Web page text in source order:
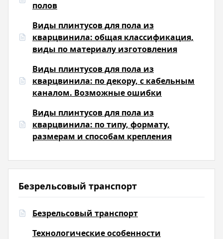
полов
Виды плинтусов для пола из
кварцвинила: общая классификация,
виды по материалу изготовления
Виды плинтусов для пола из
кварцвинила: по декору, с кабельным
каналом. Возможные ошибки
Виды плинтусов для пола из
кварцвинила: по типу, формату,
размерам и способам крепления
Безрельсовый транспорт
Безрельсовый транспорт
Технологические особенности